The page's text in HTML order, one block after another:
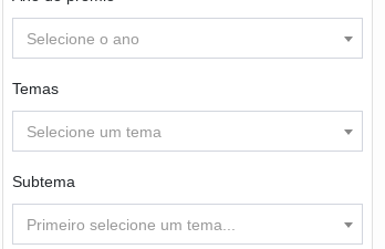
Selecione o ano
Temas
Selecione um tema
Subtema
Primeiro selecione um tema...